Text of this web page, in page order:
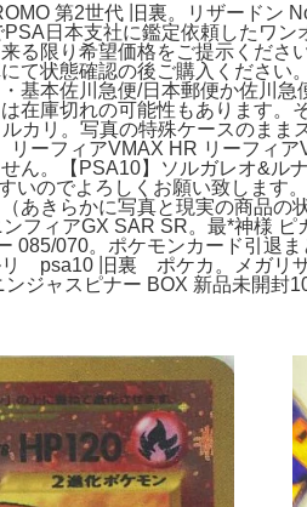
第2世代 旧裏。リザードン
日本支社に鑑定依頼したワ
る限り希望価格をご提示くだ
て状態確認の後ご購入くださ
基本佐川急便/日本郵便か佐川
在庫切れの可能性もあります
カリ。写真の特殊ケースのま
ーフィアVMAX HR リーフィ
ん。【PSA10】ソルガレオ&
いのでよろしくお願い致しま
あきらかに写真と現実の商品
フィアGX SAR SR。最*神様
085/070。ポケモンカード引退
psa10 旧裏 ポケカ。メガリ
ジャスピナー BOX 新品未開封